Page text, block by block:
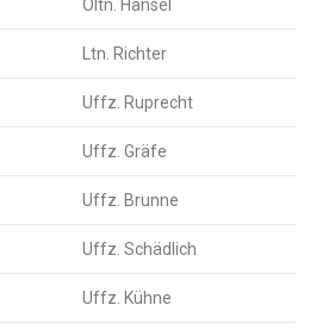
Oltn. Hansel
Ltn. Richter
Uffz. Ruprecht
Uffz. Gräfe
Uffz. Brunne
Uffz. Schädlich
Uffz. Kühne